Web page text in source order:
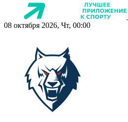
08 октября 2026, Чт, 00:00